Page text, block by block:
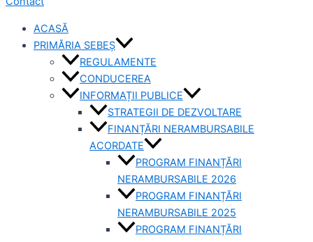
ACASĂ
PRIMĂRIA SEBEȘ
REGULAMENTE
CONDUCEREA
INFORMAȚII PUBLICE
STRATEGII DE DEZVOLTARE
FINANȚĂRI NERAMBURSABILE
ACORDATE
PROGRAM FINANȚĂRI
NERAMBURSABILE 2026
PROGRAM FINANȚĂRI
NERAMBURSABILE 2025
PROGRAM FINANȚĂRI